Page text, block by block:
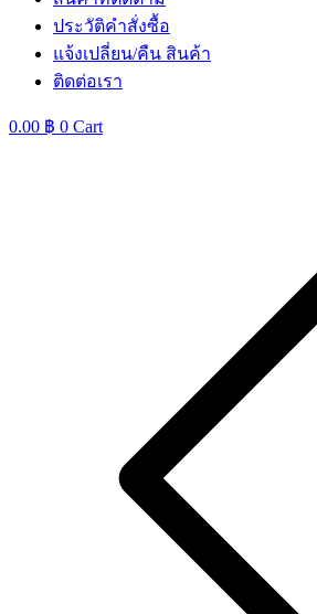
ประวัติคำสั่งซื้อ
แจ้งเปลี่ยน/คืน สินค้า
ติดต่อเรา
0.00 ฿ 0 Cart